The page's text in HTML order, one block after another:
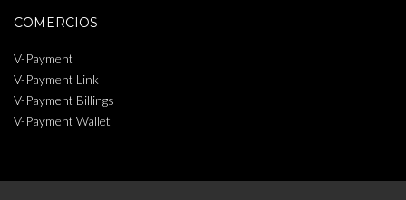
COMERCIOS
V-Payment
V-Payment Link
V-Payment Billings
V-Payment Wallet